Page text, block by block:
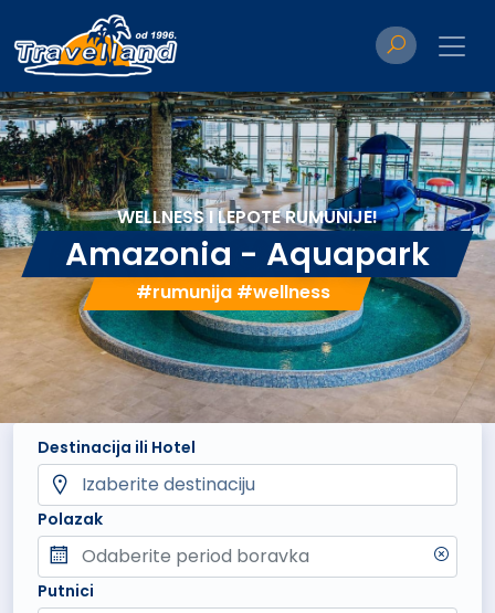
WELLNESS I LEPOTE RUMUNIJE!
Amazonia - Aquapark
#rumunija #wellness
Destinacija ili Hotel
Polazak
Putnici